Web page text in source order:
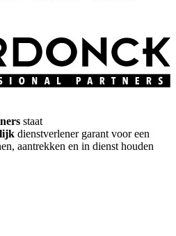
staat
dienstverlener garant voor een
aantrekken en in dienst houden